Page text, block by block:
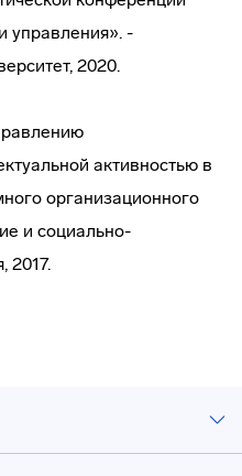
управления». -
2020.
активностью в
организационного
и социально-
2017.